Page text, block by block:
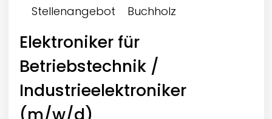
Stellenangebot Buchholz
Elektroniker für
Betriebstechnik /
Industrieelektroniker